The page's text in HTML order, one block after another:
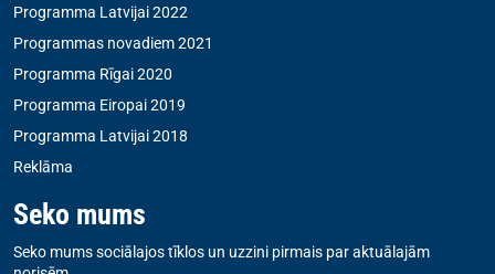
Programma Latvijai 2022
Programmas novadiem 2021
Programma Rīgai 2020
Programma Eiropai 2019
Programma Latvijai 2018
Reklāma
Seko mums
Seko mums sociālajos tīklos un uzzini pirmais par aktuālajām